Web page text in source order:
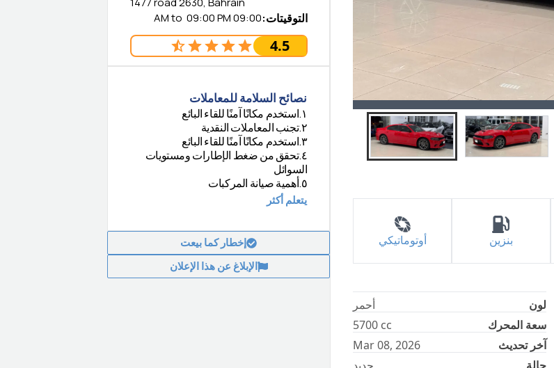
بنزين أوتوماتيكي
لون
أحمر
سعة المحرك
5700 cc
آخر تحديث
Mar 08, 2026
التوقيتات:
09:00 AM
to 09:00 PM
4.5
نصائح السلامة للمعاملات
١.استخدم مكانًا آمنًا للقاء البائع
٢.تجنب المعاملات النقدية
٣.استخدم مكانًا آمنًا للقاء البائع
٤.تحقق من ضغط الإطارات ومستويات
السوائل
٥.أهمية صيانة المركبات
يتعلم أكثر
إخطار كما بيعت
الإبلاغ عن هذا الإعلان